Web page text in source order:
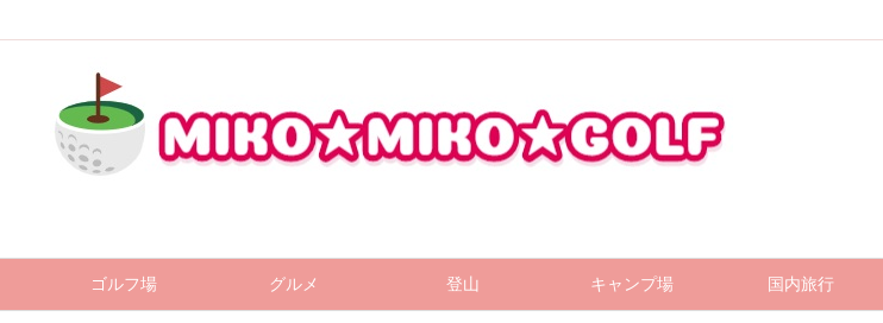
ゴルフ場 グルメ 登山 キャンプ場 国内旅行